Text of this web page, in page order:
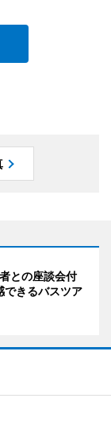
との座談会付
できるバスツア